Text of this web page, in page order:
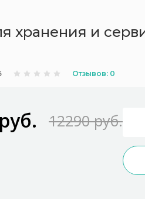
хранения и
Отзывов: 0
12290 руб.